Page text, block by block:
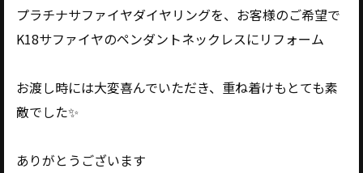
プラチナサファイヤダイヤリングを、お客様のご希望で
K18サファイヤのペンダントネックレスにリフォーム
お渡し時には大変喜んでいただき、重ね着けもとても素
敵でした✨️
ありがとうございます